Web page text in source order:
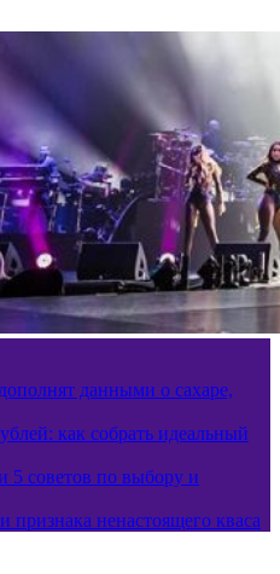
данными о сахаре,
как собрать идеальный
5 советов по выбору и
признака ненастоящего кваса